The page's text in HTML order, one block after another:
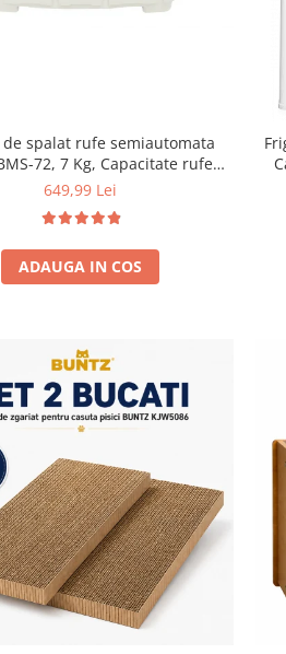
de spalat rufe semiautomata
72, 7 Kg, Capacitate rufe
5Kg, 330 W, Alb/Albastru
649,99 Lei
ADAUGA IN COS